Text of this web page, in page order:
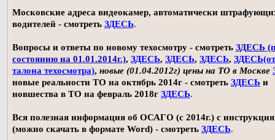
Московские адреса видеокамер, автоматически
водителей - смотреть ЗДЕСЬ.
Вопросы и ответы по новому техосмотру - смотреть ЗДЕСЬ
состоянию на 01.01.2014г.), ЗДЕСЬ, ЗДЕСЬ, ЗДЕСЬ,
талона техосмотра), новые (01.04.2012г) цены на ТО в Москве
новые реальности ТО на октябрь 2014г - смотреть ЗДЕСЬ и
новшества в ТО на февраль 2018г ЗДЕСЬ.
Вся полезная информация об ОСАГО (с 2014г.) с
(можно скачать в формате Word) - смотреть ЗДЕСЬ.